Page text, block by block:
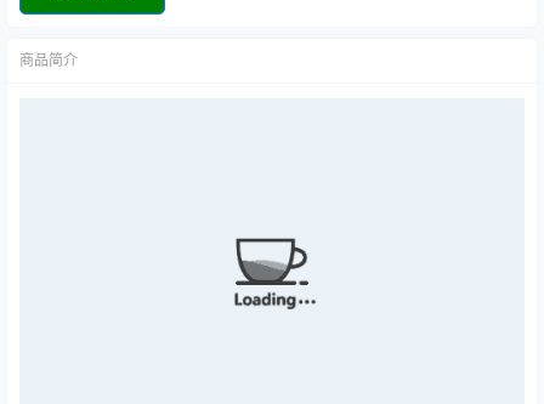
商品简介